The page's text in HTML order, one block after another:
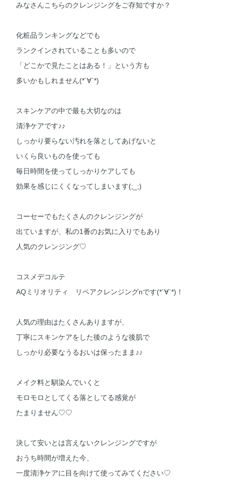
みなさんこちらのクレンジングをご存知ですか？
化粧品ランキングなどでも
ランクインされていることも多いので
「どこかで見たことはある！」という方も
多いかもしれません(*´∀`*)
スキンケアの中で最も大切なのは
清浄ケアです♪♪
しっかり要らない汚れを落としてあげないと
いくら良いものを使っても
毎日時間を使ってしっかりケアしても
効果を感じにくくなってしまいます(;_;)
コーセーでもたくさんのクレンジングが
出ていますが、私の1番のお気に入りでもあり
人気のクレンジング♡
コスメデコルテ
AQミリオリティ リペアクレンジングnです(*´∀`*)！
人気の理由はたくさんありますが、
丁寧にスキンケアをした後のような後肌で
しっかり必要なうるおいは保ったまま♪♪
メイク料と馴染んでいくと
モロモロとしてくる落としてる感覚が
たまりません♡♡
決して安いとは言えないクレンジングですが
おうち時間が増えた今、
一度清浄ケアに目を向けて使ってみてください♡